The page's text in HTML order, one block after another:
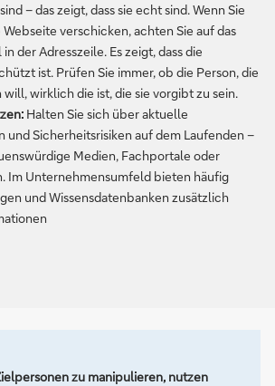
– das zeigt, dass sie echt sind. Wenn Sie
verschicken, achten Sie auf das
der Adresszeile. Es zeigt, dass die
ist. Prüfen Sie immer, ob die Person, die
wirklich die ist, die sie vorgibt zu sein.
Halten Sie sich über aktuelle
und Sicherheitsrisiken auf dem Laufenden –
Medien, Fachportale oder
Im Unternehmensumfeld bieten häufig
und Wissensdatenbanken zusätzlich
zu manipulieren, nutzen